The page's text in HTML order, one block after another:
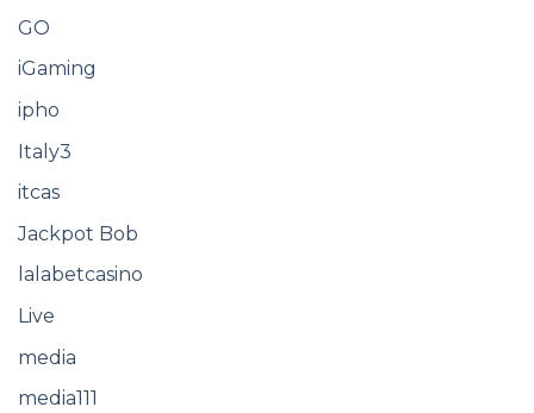
GO
iGaming
ipho
Italy3
itcas
Jackpot Bob
lalabetcasino
Live
media
media111